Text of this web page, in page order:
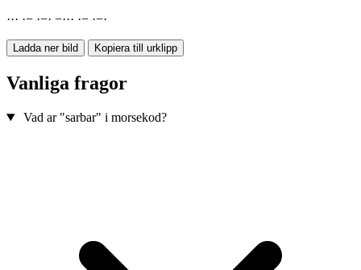
··· ·− ·−· −··· ·− ·−·
Ladda ner bild Kopiera till urklipp
Vanliga fragor
Vad ar "sarbar" i morsekod?